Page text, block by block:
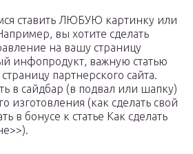
ставить ЛЮБУЮ картинку или
вы хотите сделать
на вашу страницу
инфопродукт, важную статью
партнерского сайта.
в сайдбар (в подвал или шапку)
изготовления (как сделать свой
в бонусе к статье Как сделать